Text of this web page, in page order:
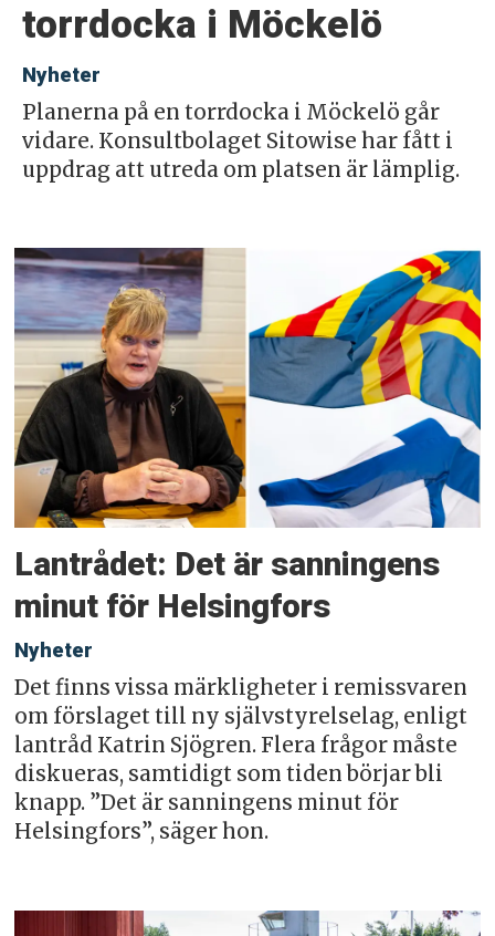
torrdocka i Möckelö
Nyheter
Planerna på en torrdocka i Möckelö går
vidare. Konsultbolaget Sitowise har fått i
uppdrag att utreda om platsen är lämplig.
Lantrådet: Det är sanningens
minut för Helsingfors
Nyheter
Det finns vissa märkligheter i remissvaren
om förslaget till ny självstyrelselag, enligt
lantråd Katrin Sjögren. Flera frågor måste
diskueras, samtidigt som tiden börjar bli
knapp. ”Det är sanningens minut för
Helsingfors”, säger hon.